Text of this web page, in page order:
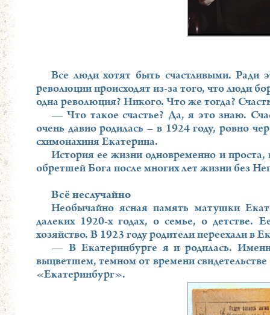
Все люди хотят быть счастливыми. Ради
революции происходят из-за того, что люди
одна революция? Никого. Что же тогда?
— Что такое счастье? Да, я это знаю.
очень давно родилась – в 1924 году, ровно
схимонахиня Екатерина.
История ее жизни одновременно и
обретшей Бога после многих лет жизни без
Всё неслучайно
Необычайно ясная память матушки
далеких 1920-х годах, о семье, о детстве.
хозяйство. В 1923 году родители переехали в
— В Екатеринбурге я и родилась.
выцветшем, темном от времени
«Екатеринбург».